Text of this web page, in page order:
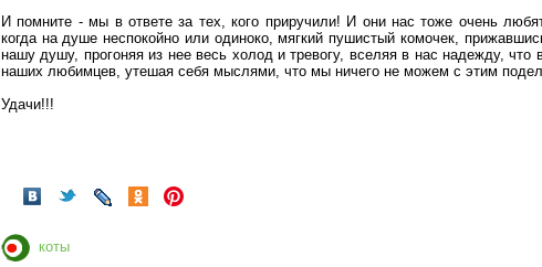
И помните - мы в ответе за тех, кого приручили! И они нас тоже очень
когда на душе неспокойно или одиноко, мягкий пушистый комочек,
нашу душу, прогоняя из нее весь холод и тревогу, вселяя в нас надежду,
наших любимцев, утешая себя мыслями, что мы ничего не можем с этим
Удачи!!!
коты